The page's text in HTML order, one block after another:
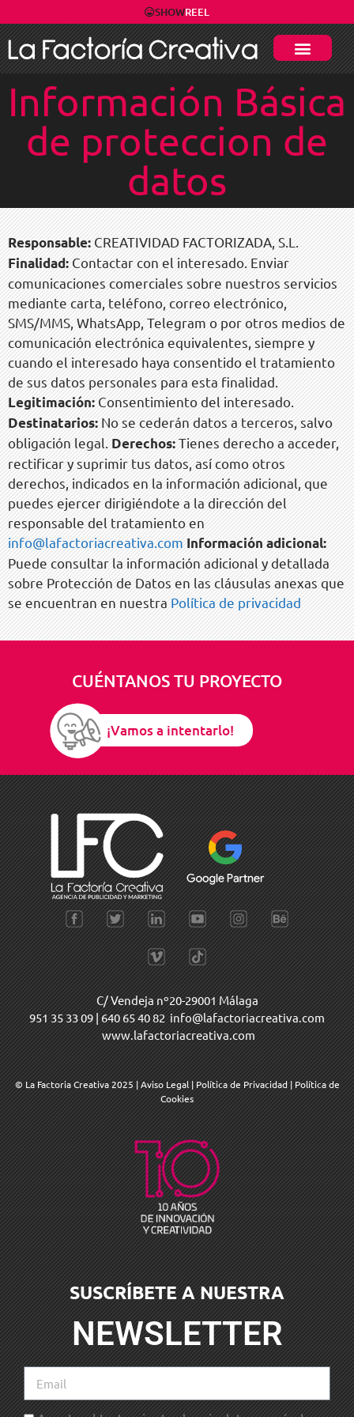
SHOWREEL
Información Básica
de proteccion de
datos
Responsable: CREATIVIDAD FACTORIZADA, S.L.
Finalidad: Contactar con el interesado. Enviar
comunicaciones comerciales sobre nuestros servicios
mediante carta, teléfono, correo electrónico,
SMS/MMS, WhatsApp, Telegram o por otros medios de
comunicación electrónica equivalentes, siempre y
cuando el interesado haya consentido el tratamiento
de sus datos personales para esta finalidad.
Legitimación: Consentimiento del interesado.
Destinatarios: No se cederán datos a terceros, salvo
obligación legal. Derechos:Tienes derecho a acceder,
rectificar y suprimir tus datos, así como otros
derechos, indicados en la información adicional, que
puedes ejercer dirigiéndote a la dirección del
responsable del tratamiento en
info@lafactoriacreativa.com Información adicional:
Puede consultar la información adicional y detallada
sobre Protección de Datos en las cláusulas anexas que
se encuentran en nuestra Política de privacidad
CUÉNTANOS TU PROYECTO
¡Vamos a intentarlo!
C/ Vendeja nº20-29001 Málaga
951 35 33 09 | 640 65 40 82 info@lafactoriacreativa.com
www.lafactoriacreativa.com
© La Factoria Creativa 2025 |Aviso Legal | Política de Privacidad | Política de
Cookies
SUSCRÍBETE A NUESTRA
NEWSLETTER